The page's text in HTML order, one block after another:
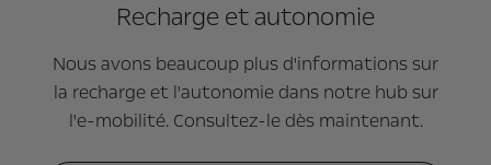
Recharge et autonomie
Nous avons beaucoup plus d'informations sur
la recharge et l'autonomie dans notre hub sur
l'e-mobilité. Consultez-le dès maintenant.